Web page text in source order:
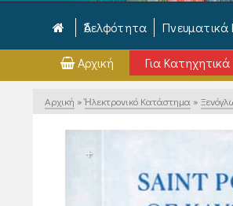
Ἀδελφότητα Πνευματικά
Αρχική Για Κατηχητικά
Αρχική » Ἠλεκτρονικό Κατάστημα »